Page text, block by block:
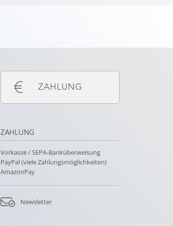
ZAHLUNG
ZAHLUNG
Vorkasse / SEPA-Banküberweisung
PayPal (viele Zahlungsmöglichkeiten)
AmazonPay
Newsletter